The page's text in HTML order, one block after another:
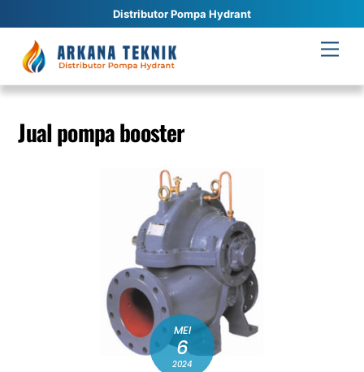
Distributor Pompa Hydrant
content
Jual pompa booster
MEI
6
2024